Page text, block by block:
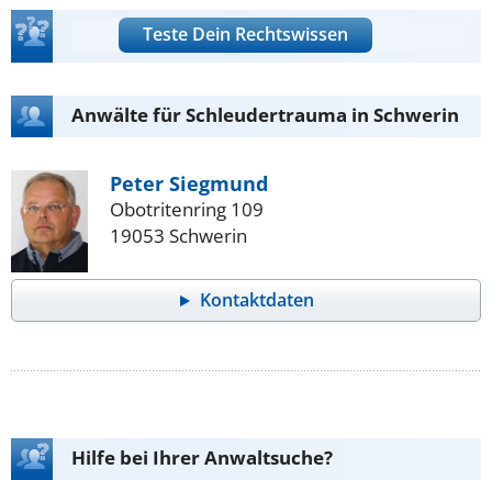
Teste Dein Rechtswissen
Anwälte für Schleudertrauma in Schwerin
Peter Siegmund
Obotritenring 109
19053 Schwerin
Kontaktdaten
Hilfe bei Ihrer Anwaltsuche?